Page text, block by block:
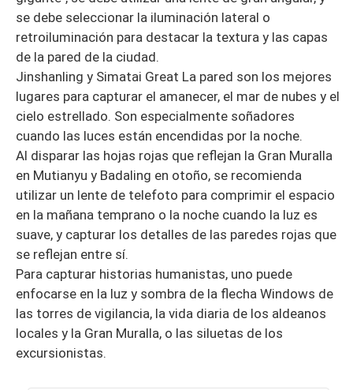
se debe seleccionar la iluminación lateral o
retroiluminación para destacar la textura y las capas
de la pared de la ciudad.
Jinshanling y Simatai Great La pared son los mejores
lugares para capturar el amanecer, el mar de nubes y el
cielo estrellado. Son especialmente soñadores
cuando las luces están encendidas por la noche.
Al disparar las hojas rojas que reflejan la Gran Muralla
en Mutianyu y Badaling en otoño, se recomienda
utilizar un lente de telefoto para comprimir el espacio
en la mañana temprano o la noche cuando la luz es
suave, y capturar los detalles de las paredes rojas que
se reflejan entre sí.
Para capturar historias humanistas, uno puede
enfocarse en la luz y sombra de la flecha Windows de
las torres de vigilancia, la vida diaria de los aldeanos
locales y la Gran Muralla, o las siluetas de los
excursionistas.